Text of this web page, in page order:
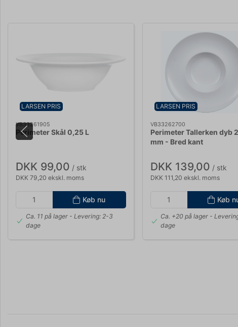
LARSEN PRIS
VB33261905
Perimeter Skål 0,25 L
DKK 99,00 / stk
DKK 79,20 ekskl. moms
Køb nu
Ca. 11 på lager - Levering: 2-3
dage
LARSEN PRIS
VB33262700
Perimeter Tallerken dyb
mm - Bred kant
DKK 139,00 / stk
DKK 111,20 ekskl. moms
Køb
Ca. +20 på lager-
dage